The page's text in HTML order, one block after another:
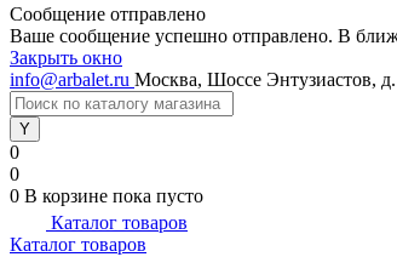
Сообщение отправлено
Ваше сообщение успешно отправлено. В
Закрыть окно
info@arbalet.ru Москва, Шоссе Энтузиастов, д.
0
0
0 В корзине пока пусто
Каталог товаров
Каталог товаров